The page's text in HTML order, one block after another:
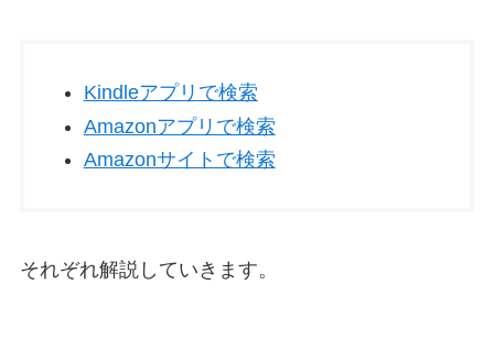
Kindleアプリで検索
Amazonアプリで検索
Amazonサイトで検索
それぞれ解説していきます。